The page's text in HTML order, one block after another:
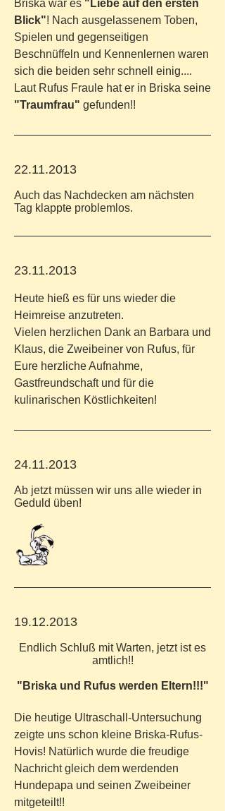
Briska war es "Liebe auf den ersten
Blick"! Nach ausgelassenem Toben,
Spielen und gegenseitigen
Beschnüffeln und Kennenlernen waren
sich die beiden sehr schnell einig....
Laut Rufus Fraule hat er in Briska seine
"Traumfrau" gefunden!!
22.11.2013
Auch das Nachdecken am nächsten
Tag klappte problemlos.
23.11.2013
Heute hieß es für uns wieder die
Heimreise anzutreten.
Vielen herzlichen Dank an Barbara und
Klaus, die Zweibeiner von Rufus, für
Eure herzliche Aufnahme,
Gastfreundschaft und für die
kulinarischen Köstlichkeiten!
24.11.2013
Ab jetzt müssen wir uns alle wieder in
Geduld üben!
19.12.2013
Endlich Schluß mit Warten, jetzt ist es
amtlich!!
"Briska und Rufus werden Eltern!!!"
Die heutige Ultraschall-Untersuchung
zeigte uns schon kleine Briska-Rufus-
Hovis! Natürlich wurde die freudige
Nachricht gleich dem werdenden
Hundepapa und seinen Zweibeiner
mitgeteilt!!